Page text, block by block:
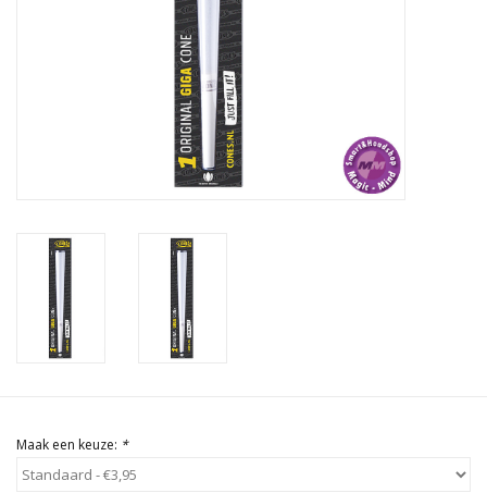
Maak een keuze: *